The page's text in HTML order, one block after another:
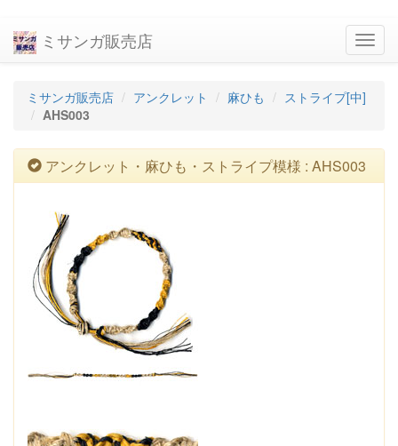
ミサンガ販売店
ミサンガ販売店 アンクレット 麻ひも
ストライプ[中]
AHS003
アンクレット・麻ひも・ストライプ模様 : AHS003